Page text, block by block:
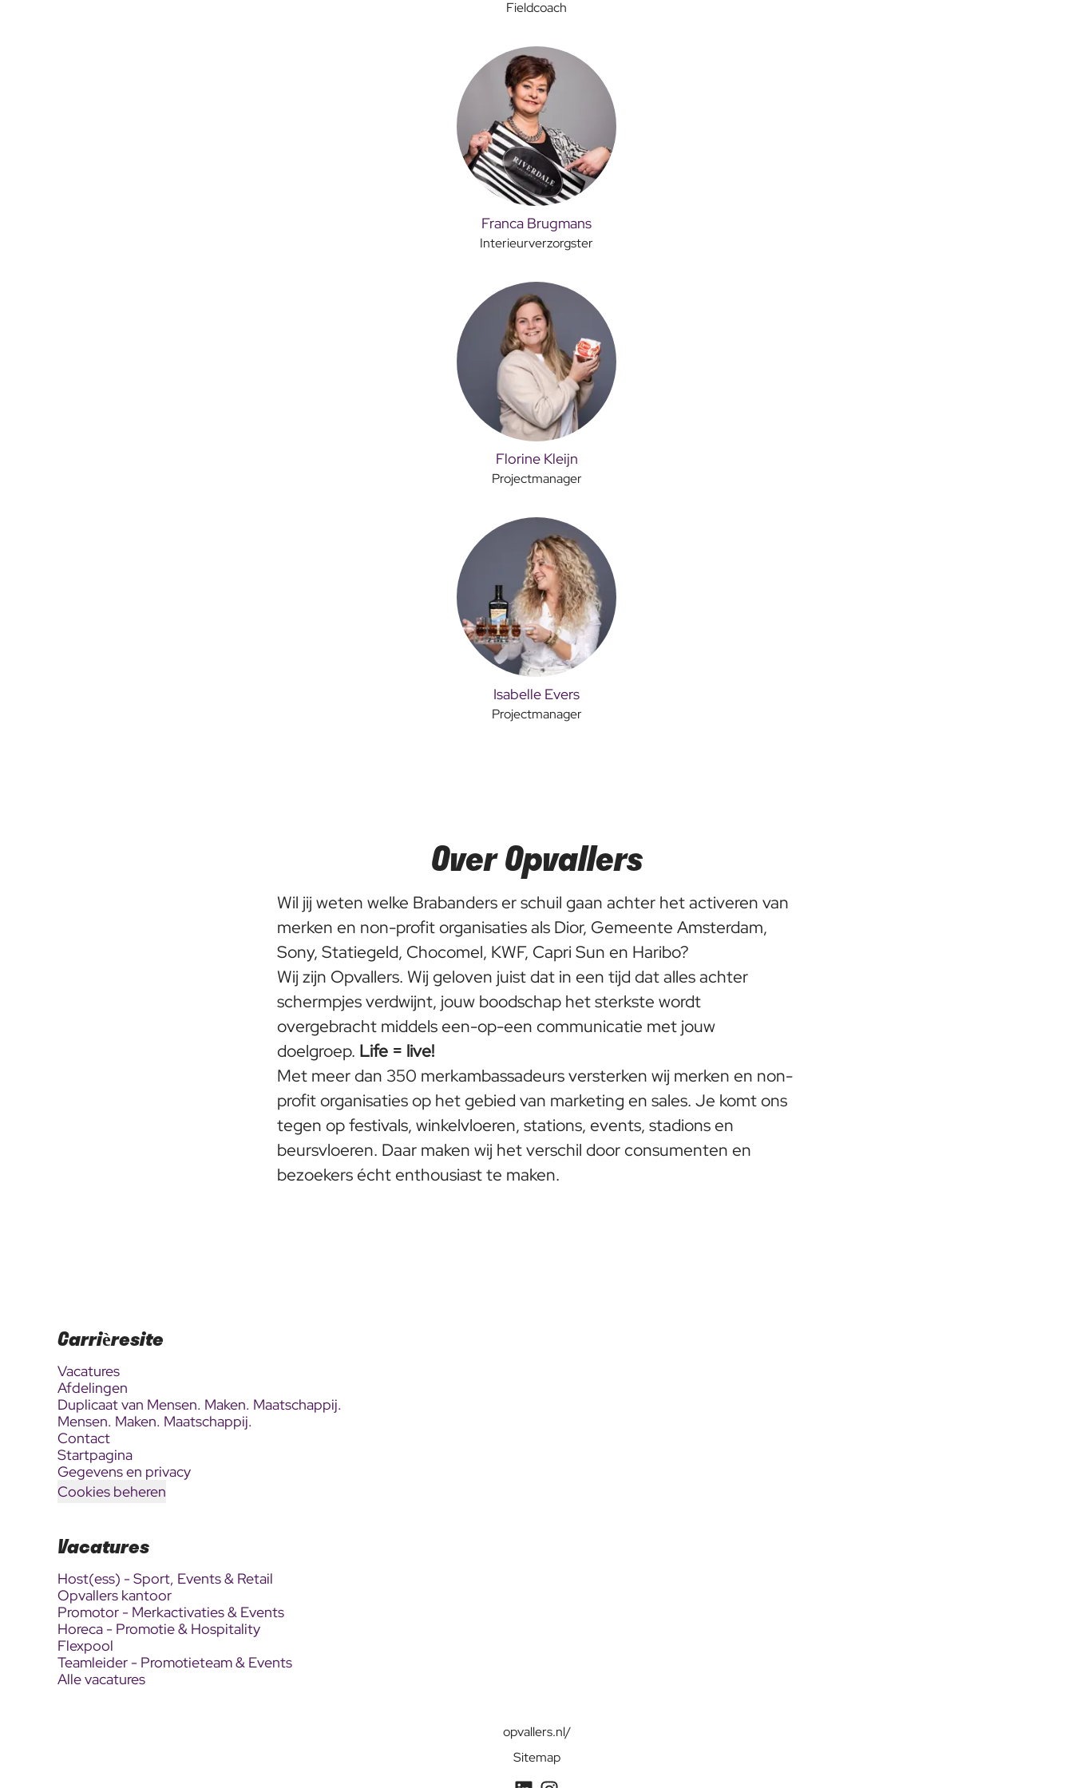
Fieldcoach
Franca Brugmans
Interieurverzorgster
Florine Kleijn
Projectmanager
Isabelle Evers
Projectmanager
Over Opvallers
Wil jij weten welke Brabanders er schuil gaan achter het activeren van
merken en non-profit organisaties als Dior, Gemeente Amsterdam,
Sony, Statiegeld, Chocomel, KWF, Capri Sun en Haribo?
Wij zijn Opvallers. Wij geloven juist dat in een tijd dat alles achter
schermpjes verdwijnt, jouw boodschap het sterkste wordt
overgebracht middels een-op-een communicatie met jouw
doelgroep. Life = live!
Met meer dan 350 merkambassadeurs versterken wij merken en non-
profit organisaties op het gebied van marketing en sales. Je komt ons
tegen op festivals, winkelvloeren, stations, events, stadions en
beursvloeren. Daar maken wij het verschil door consumenten en
bezoekers écht enthousiast te maken.
Carrièresite
Vacatures
Afdelingen
Duplicaat van Mensen. Maken. Maatschappij.
Mensen. Maken. Maatschappij.
Contact
Startpagina
Gegevens en privacy
Cookies beheren
Vacatures
Host(ess) - Sport, Events & Retail
Opvallers kantoor
Promotor - Merkactivaties & Events
Horeca - Promotie & Hospitality
Flexpool
Teamleider - Promotieteam & Events
Alle vacatures
opvallers.nl/
Sitemap